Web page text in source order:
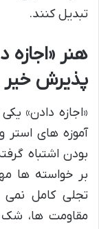
تبدیل کنند.
هنر
پذیرش خیر
«اجازه دادن»
آموزه های
بودن اشتباه
بر خواسته ها
تجلی کامل نمی
مقاومت ها، شک